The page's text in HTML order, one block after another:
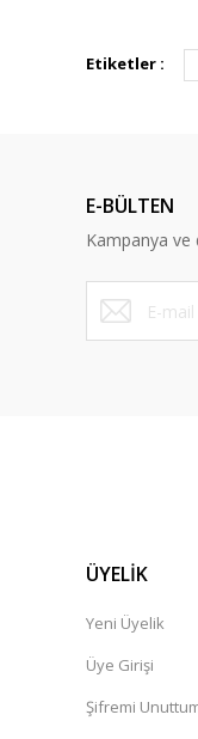
Görüş ve
Ürün
Bu
Etiketler :
E-BÜLTEN
Kampanya ve
ÜYELİK
Yeni Üyelik
Üye Girişi
Şifremi